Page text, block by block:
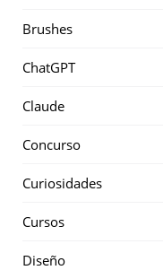
Brushes
ChatGPT
Claude
Concurso
Curiosidades
Cursos
Diseño